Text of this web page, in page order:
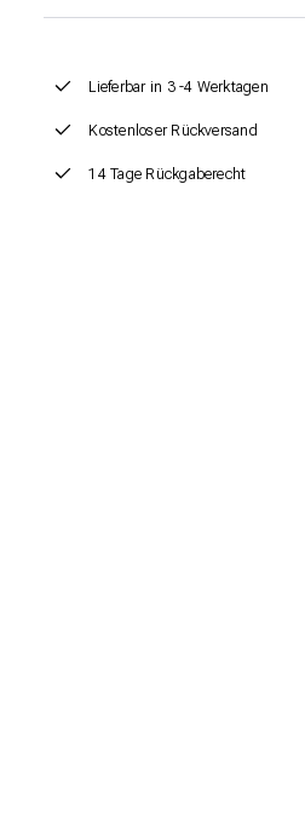
Lieferbar in 3 -4 Werktagen
Kostenloser Rückversand
14 Tage Rückgaberecht